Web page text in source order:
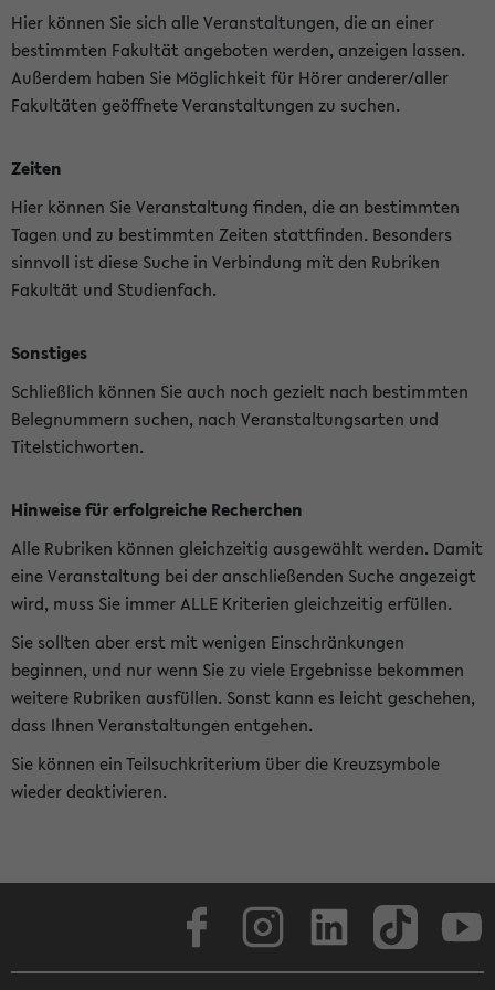
Hier können Sie sich alle Veranstaltungen, die an einer
bestimmten Fakultät angeboten werden, anzeigen lassen.
Außerdem haben Sie Möglichkeit für Hörer anderer/aller
Fakultäten geöffnete Veranstaltungen zu suchen.
Zeiten
Hier können Sie Veranstaltung finden, die an bestimmten
Tagen und zu bestimmten Zeiten stattfinden. Besonders
sinnvoll ist diese Suche in Verbindung mit den Rubriken
Fakultät und Studienfach.
Sonstiges
Schließlich können Sie auch noch gezielt nach bestimmten
Belegnummern suchen, nach Veranstaltungsarten und
Titelstichworten.
Hinweise für erfolgreiche Recherchen
Alle Rubriken können gleichzeitig ausgewählt werden. Damit
eine Veranstaltung bei der anschließenden Suche angezeigt
wird, muss Sie immer ALLE Kriterien gleichzeitig erfüllen.
Sie sollten aber erst mit wenigen Einschränkungen
beginnen, und nur wenn Sie zu viele Ergebnisse bekommen
weitere Rubriken ausfüllen. Sonst kann es leicht geschehen,
dass Ihnen Veranstaltungen entgehen.
Sie können ein Teilsuchkriterium über die Kreuzsymbole
wieder deaktivieren.